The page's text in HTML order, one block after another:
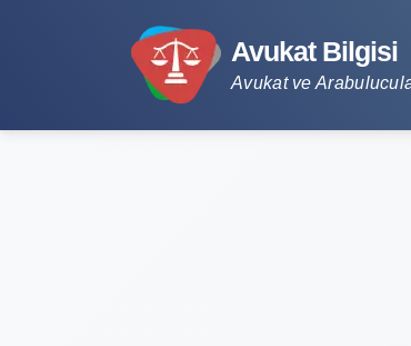
Avukat Bilgisi
Avukat ve